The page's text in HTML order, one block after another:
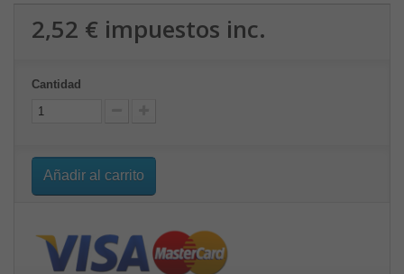
2,52 € impuestos inc.
Cantidad
Añadir al carrito